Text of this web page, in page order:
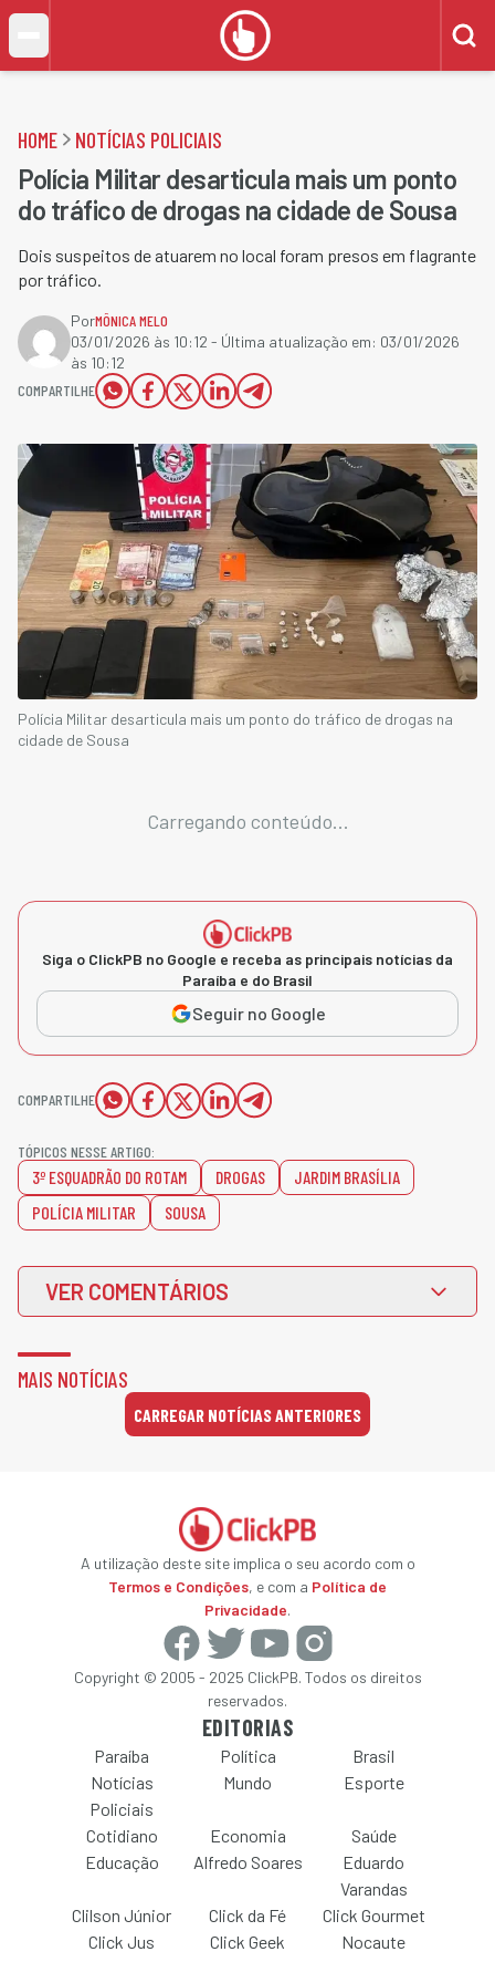
HOME NOTÍCIAS POLICIAIS
Polícia Militar desarticula mais um ponto
do tráfico de drogas na cidade de Sousa
Dois suspeitos de atuarem no local foram presos em flagrante
por tráfico.
PorMÔNICA MELO
03/01/2026 às 10:12 - Última atualização em: 03/01/2026
às 10:12
COMPARTILHE
Polícia Militar desarticula mais um ponto do tráfico de drogas na
cidade de Sousa
Carregando conteúdo...
Siga o ClickPB no Google e receba as principais notícias da
Paraíba e do Brasil
Seguir no Google
COMPARTILHE
TÓPICOS NESSE ARTIGO:
3º ESQUADRÃO DO ROTAM DROGAS
JARDIM BRASÍLIA
POLÍCIA MILITAR
SOUSA
VER COMENTÁRIOS
MAIS NOTÍCIAS
CARREGAR NOTÍCIAS ANTERIORES
A utilização deste site implica o seu acordo com o
Termos e Condições, e com a Política de
Privacidade.
Copyright © 2005 - 2025 ClickPB. Todos os direitos
reservados.
EDITORIAS
Paraíba Política
Brasil
Notícias
Policiais
Mundo Esporte
Cotidiano Economia
Saúde
Educação
Alfredo Soares
Eduardo
Varandas
Clilson Júnior
Click da Fé
Click Gourmet
Click Jus
Click Geek Nocaute